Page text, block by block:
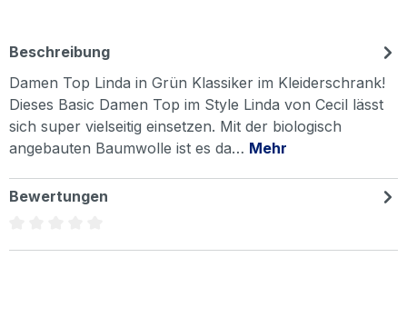
Beschreibung
Damen Top Linda in Grün Klassiker im Kleiderschrank!
Dieses Basic Damen Top im Style Linda von Cecil lässt
sich super vielseitig einsetzen. Mit der biologisch
angebauten Baumwolle ist es da… Mehr
Bewertungen